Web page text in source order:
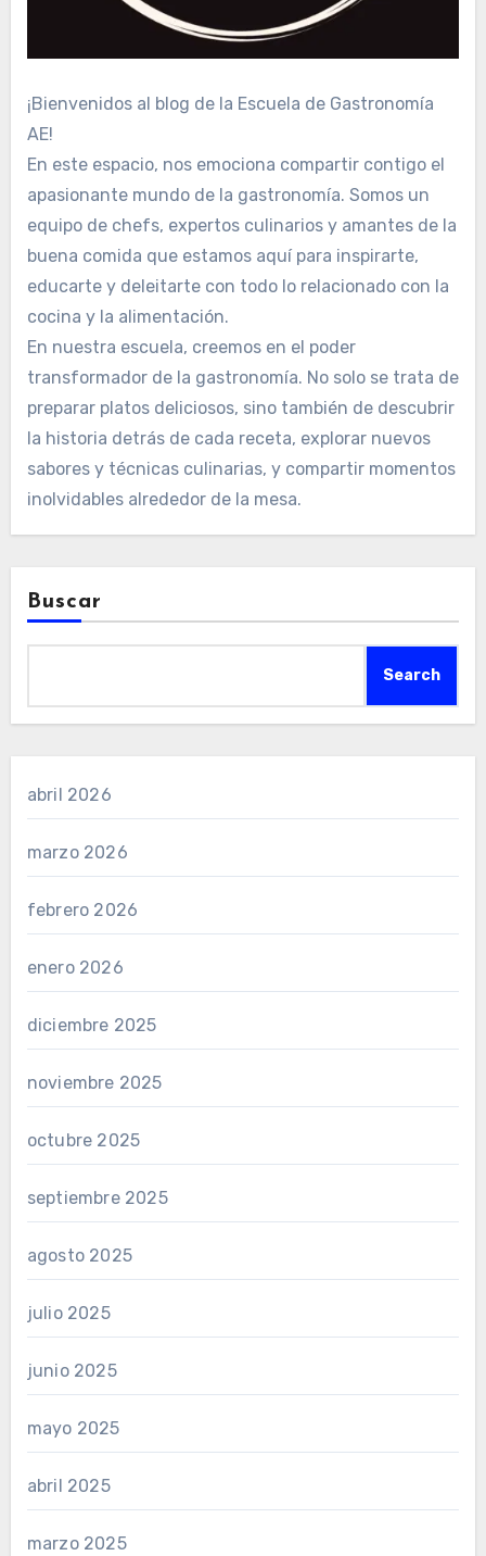
¡Bienvenidos al blog de la Escuela de Gastronomía
AE!
En este espacio, nos emociona compartir contigo el
apasionante mundo de la gastronomía. Somos un
equipo de chefs, expertos culinarios y amantes de la
buena comida que estamos aquí para inspirarte,
educarte y deleitarte con todo lo relacionado con la
cocina y la alimentación.
En nuestra escuela, creemos en el poder
transformador de la gastronomía. No solo se trata de
preparar platos deliciosos, sino también de descubrir
la historia detrás de cada receta, explorar nuevos
sabores y técnicas culinarias, y compartir momentos
inolvidables alrededor de la mesa.
Buscar
Search
abril 2026
marzo 2026
febrero 2026
enero 2026
diciembre 2025
noviembre 2025
octubre 2025
septiembre 2025
agosto 2025
julio 2025
junio 2025
mayo 2025
abril 2025
marzo 2025